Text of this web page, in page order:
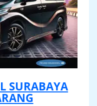
SURABAYA